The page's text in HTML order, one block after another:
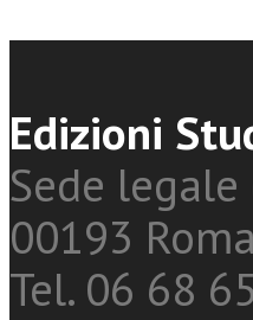
Edizioni
Sede
00193 Roma
Tel. 06 68